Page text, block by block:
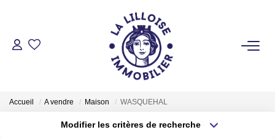
ACHETER
Tous Nos Biens
Accueil A vendre Maison WASQUEHAL
Modifier les critères de recherche